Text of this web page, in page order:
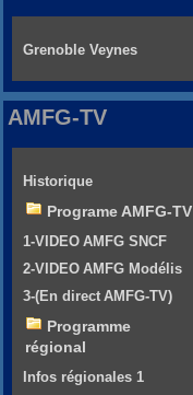
Grenoble Veynes
AMFG-TV
Historique
Programe AMFG-TV
1-VIDEO AMFG SNCF
2-VIDEO AMFG Modélis
3-(En direct AMFG-TV)
Programme
régional
Infos régionales 1